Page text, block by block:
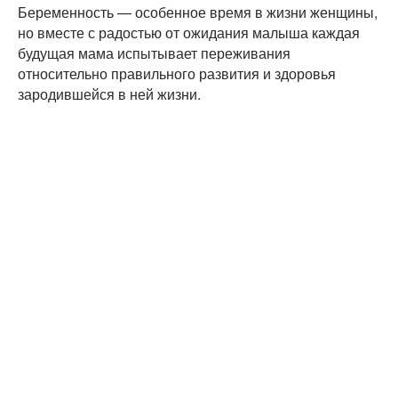
Беременность — особенное время в жизни женщины,
но вместе с радостью от ожидания малыша каждая
будущая мама испытывает переживания
относительно правильного развития и здоровья
зародившейся в ней жизни.